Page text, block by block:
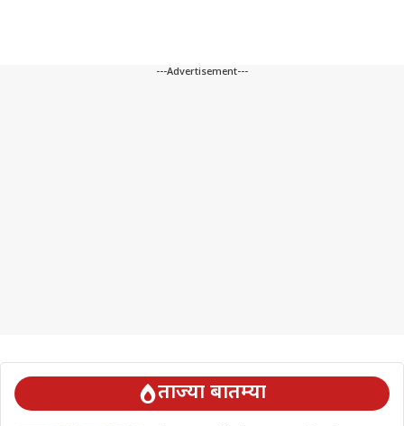
---Advertisement---
ताज्या बातम्या